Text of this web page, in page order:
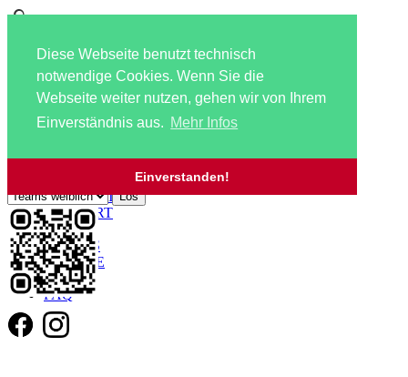
Diese Webseite benutzt technisch
notwendige Cookies. Wenn Sie die
Webseite weiter nutzen, gehen wir von Ihrem
Einverständnis aus. Mehr Infos
Einverstanden!
Navigation überspringen
HOME
KONTAKT
ANFAHRT
JOBS!!!
SCHIRIS
SERVICE
LINKS
FAQ